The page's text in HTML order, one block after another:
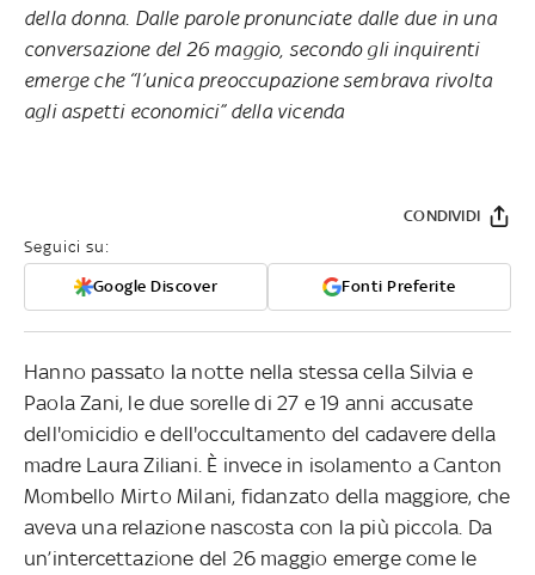
della donna. Dalle parole pronunciate dalle due in una
conversazione del 26 maggio, secondo gli inquirenti
emerge che “l’unica preoccupazione sembrava rivolta
agli aspetti economici” della vicenda
Seguici su:
Google Discover Fonti Preferite
CONDIVIDI
Hanno passato la notte nella stessa cella Silvia e
Paola Zani, le due sorelle di 27 e 19 anni accusate
dell'omicidio e dell'occultamento del cadavere della
madre Laura Ziliani. È invece in isolamento a Canton
Mombello Mirto Milani, fidanzato della maggiore, che
aveva una relazione nascosta con la più piccola. Da
un’intercettazione del 26 maggio emerge come le